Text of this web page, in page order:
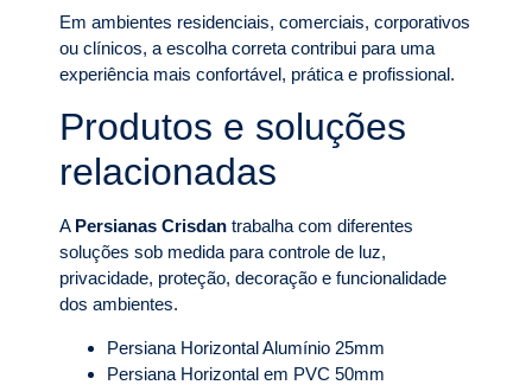
Em ambientes residenciais, comerciais, corporativos
ou clínicos, a escolha correta contribui para uma
experiência mais confortável, prática e profissional.
Produtos e soluções
relacionadas
A Persianas Crisdan trabalha com diferentes
soluções sob medida para controle de luz,
privacidade, proteção, decoração e funcionalidade
dos ambientes.
Persiana Horizontal Alumínio 25mm
Persiana Horizontal em PVC 50mm